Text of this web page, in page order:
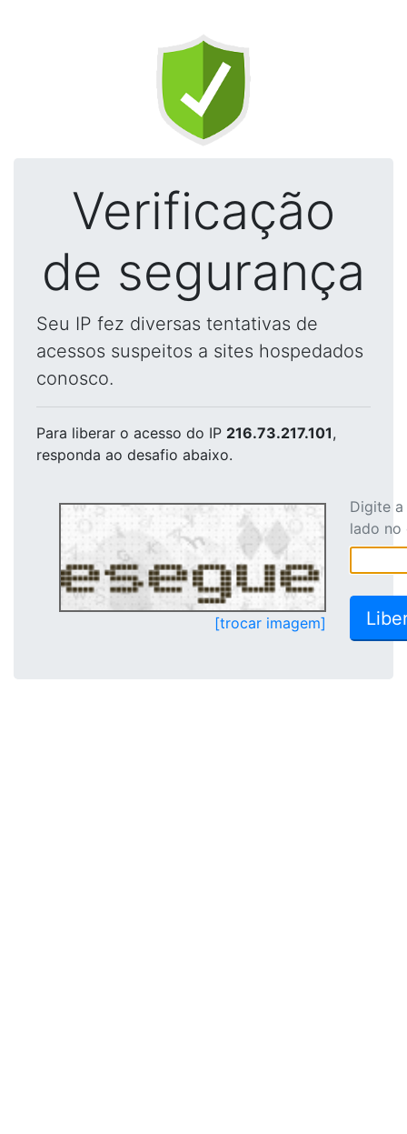
Verificação
de segurança
Seu IP fez diversas tentativas de
acessos suspeitos a sites hospedados
conosco.
Para liberar o acesso do IP 216.73.217.101,
responda ao desafio abaixo.
[trocar imagem]
Digite
lado no